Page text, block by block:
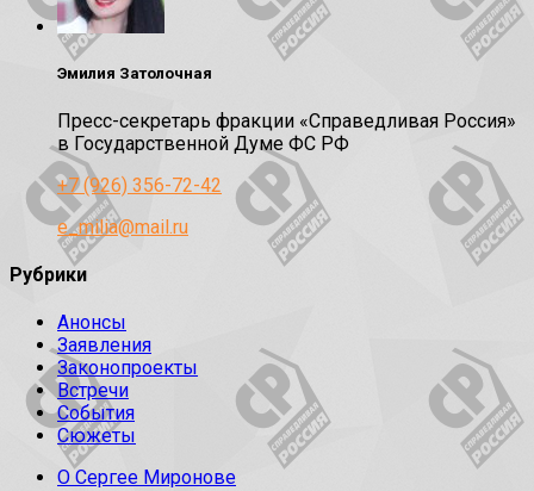
Эмилия Затолочная
Пресс-секретарь фракции «Справедливая Россия»
в Государственной Думе ФС РФ
+7 (926) 356-72-42
e_milia@mail.ru
Рубрики
Анонсы
Заявления
Законопроекты
Встречи
События
Сюжеты
О Сергее Миронове